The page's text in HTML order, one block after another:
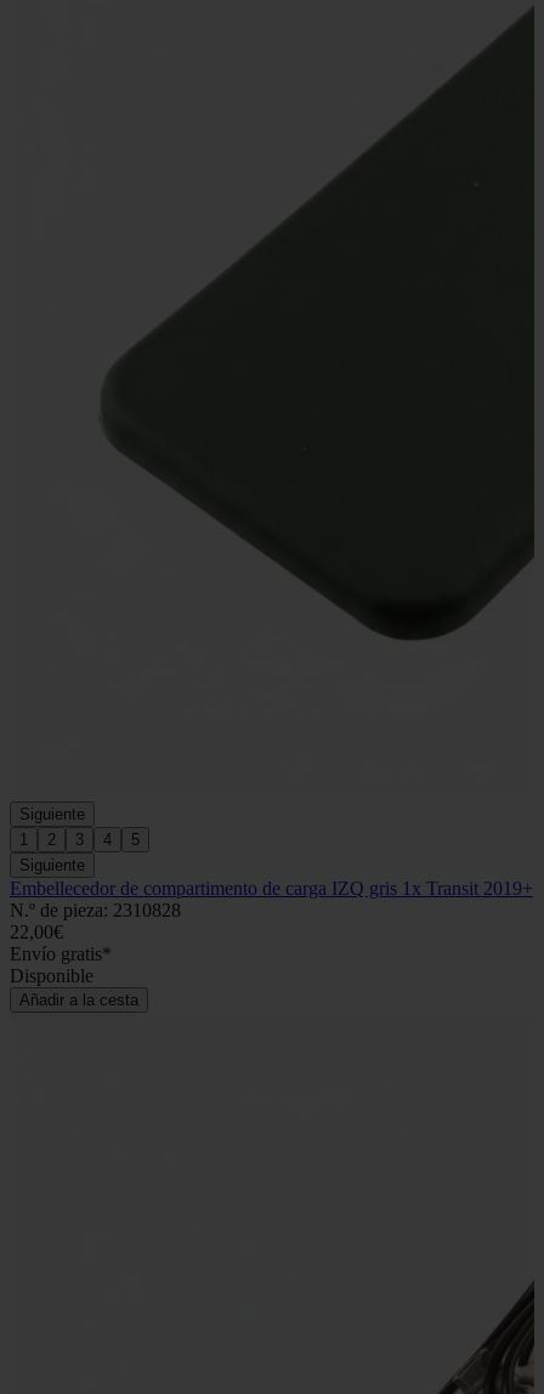
Siguiente
1
2 3 4
5
Siguiente
Embellecedor de compartimento de carga IZQ gris 1x Transit 2019+
N.º de pieza: 2310828
22,00€
Envío gratis*
Disponible
Añadir a la cesta